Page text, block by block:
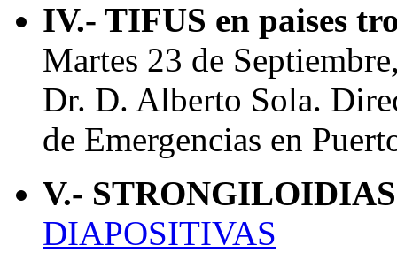
IV.- TIFUS en paises
Martes 23 de
Dr. D. Alberto Sola.
de Emergencias en
V.-
DIAPOSITIVAS